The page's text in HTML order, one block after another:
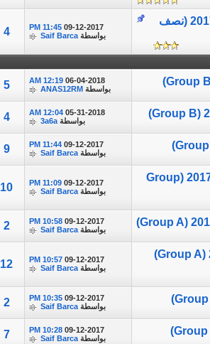
تغطية مباراة || Chile VS Portugal || كأس القارات 2017 (نصف 09-12-2017
11:45 PM
بواسطة Saif Barca
4
06-04-2018
12:19 AM
بواسطة ANAS12RM
5
05-31-2018
12:04 AM
بواسطة 3a6a
4
09-12-2017
11:44 PM
بواسطة Saif Barca
9
تغطية مباراة || Portugal VS New Zealand || كأس القارات 2017 (Group 09-12-2017
11:09 PM
بواسطة Saif Barca
10
09-12-2017
10:58 PM
بواسطة Saif Barca
2
09-12-2017
10:57 PM
بواسطة Saif Barca
12
09-12-2017
10:35 PM
بواسطة Saif Barca
2
09-12-2017
10:28 PM
بواسطة Saif Barca
7